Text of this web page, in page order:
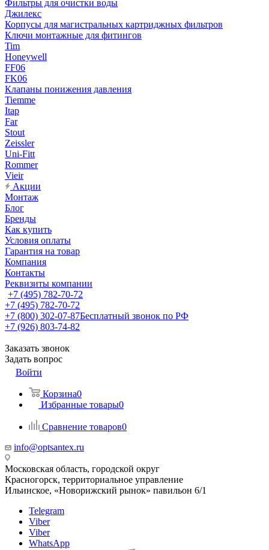
Фильтры для очистки воды
Джилекс
Корпусы для магистральных картриджных фильтров
Ключи монтажные для фитингов
Tim
Honeywell
FF06
FK06
Клапаны понижения давления
Tiemme
Itap
Far
Stout
Zeissler
Uni-Fitt
Rommer
Vieir
Акции
Монтаж
Блог
Бренды
Как купить
Условия оплаты
Гарантия на товар
Компания
Контакты
Реквизиты компании
+7 (495) 782-70-72
+7 (495) 782-70-72
+7 (800) 302-07-87Бесплатный звонок по РФ
+7 (926) 803-74-82
Заказать звонок
Задать вопрос
Войти
Корзина0
Избранные товары0
Сравнение товаров0
info@optsantex.ru
Московская область, городской округ
Красногорск, территориальное управление
Ильинское, «Новорижский рынок» павильон 6/1
Telegram
Viber
Viber
WhatsApp